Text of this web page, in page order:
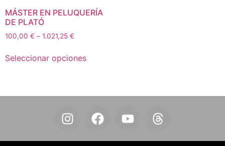
MÁSTER EN PELUQUERÍA
DE PLATÓ
100,00 € – 1.021,25 €
Seleccionar opciones